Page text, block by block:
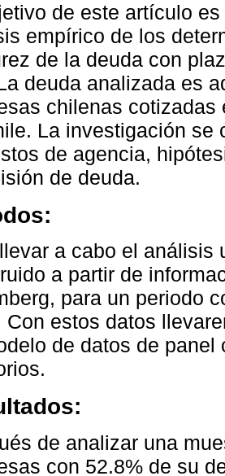
de este artículo
empírico de los
de la deuda con
deuda analizada es
chilenas
La investigación se
de agencia,
de deuda.
a cabo el análisis
a partir de
para un periodo
Con estos datos
de datos de
de analizar una
con 52.8% de su